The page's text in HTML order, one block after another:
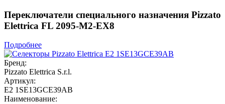
Переключатели специального назначения Pizzato
Elettrica FL 2095-M2-EX8
Подробнее
Бренд:
Pizzato Elettrica S.r.l.
Артикул:
E2 1SE13GCE39AB
Наименование: